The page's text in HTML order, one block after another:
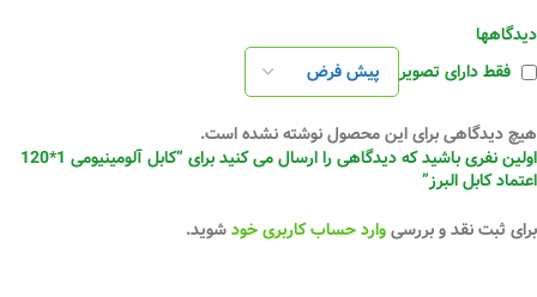
دیدگاهها
فقط دارای تصویر
هیچ دیدگاهی برای این محصول نوشته نشده است.
اولین نفری باشید که دیدگاهی را ارسال می کنید برای “کابل آلومینیومی 1*120
اعتماد کابل البرز”
برای ثبت نقد و بررسیوارد حساب کاربری خودشوید.